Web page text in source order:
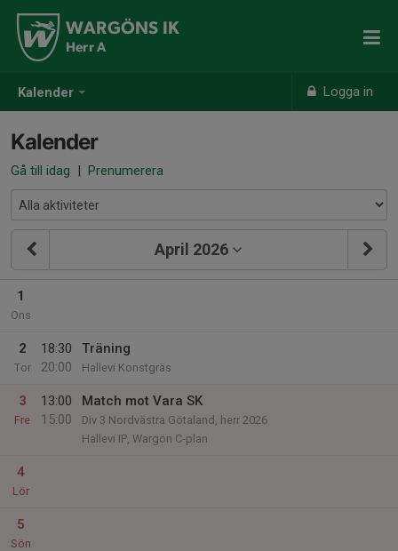
Kalender Logga in
WARGÖNS IK
Herr A
Kalender
Gå till idag | Prenumerera
April 2026
1
Ons
2
Tor
18:30
20:00
Träning
Hallevi Konstgräs
3
Fre
13:00
15:00
Match mot Vara SK
Div 3 Nordvästra Götaland, herr 2026
Hallevi IP, Wargön C-plan
4
Lör
5
Sön